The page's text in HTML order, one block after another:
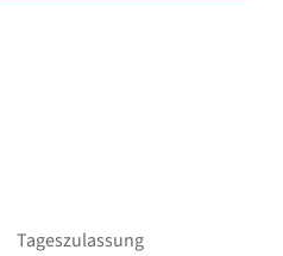
Tageszulassung